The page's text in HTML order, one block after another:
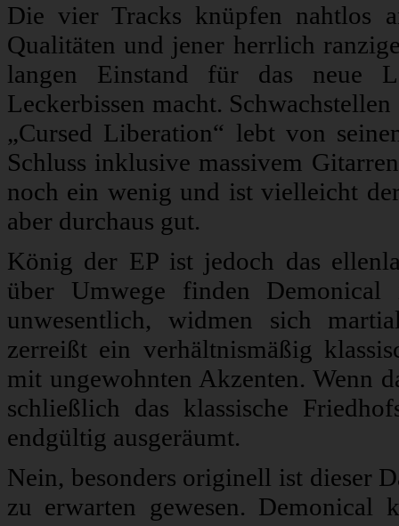
Die vier Tracks knüpfen nahtlos
Qualitäten und jener herrlich
langen Einstand für das neue
Leckerbissen macht.
„Cursed Liberation“ lebt von
Schluss inklusive massivem
noch ein wenig und ist vielleicht
aber durchaus gut.
König der EP ist jedoch das
über Umwege finden
unwesentlich, widmen sich
zerreißt ein verhältnismäßig
mit ungewohnten Akzenten. Wenn
schließlich das klassische
endgültig ausgeräumt.
Nein, besonders originell ist dieser
zu erwarten gewesen. Demonical